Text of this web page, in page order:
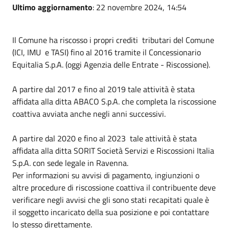
Ultimo aggiornamento: 22 novembre 2024, 14:54
Il Comune ha riscosso i propri crediti tributari del Comune
(ICI, IMU e TASI) fino al 2016 tramite il Concessionario
Equitalia S.p.A. (oggi Agenzia delle Entrate - Riscossione).
A partire dal 2017 e fino al 2019 tale attività è stata
affidata alla ditta ABACO S.p.A. che completa la riscossione
coattiva avviata anche negli anni successivi.
A partire dal 2020 e fino al 2023 tale attività è stata
affidata alla ditta SORIT Società Servizi e Riscossioni Italia
S.p.A. con sede legale in Ravenna.
Per informazioni su avvisi di pagamento, ingiunzioni o
altre procedure di riscossione coattiva il contribuente deve
verificare negli avvisi che gli sono stati recapitati quale è
il soggetto incaricato della sua posizione e poi contattare
lo stesso direttamente.